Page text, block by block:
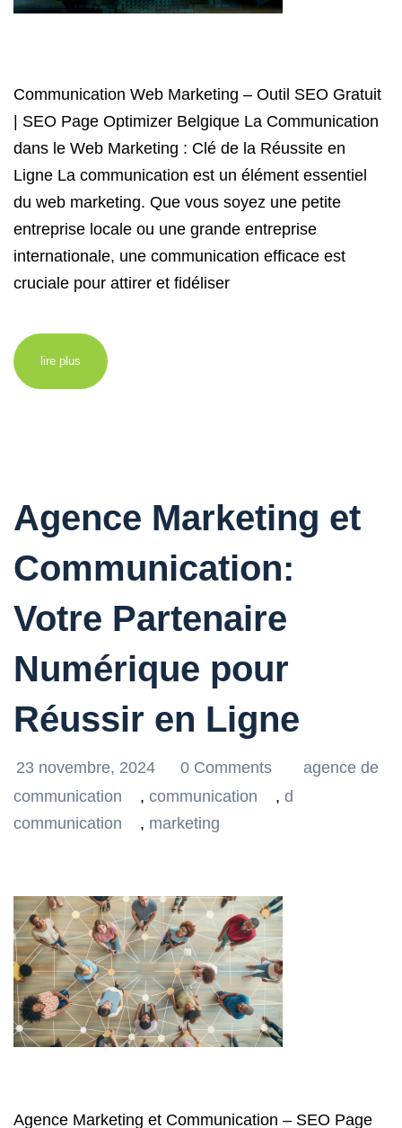
Communication Web Marketing – Outil SEO Gratuit
| SEO Page Optimizer Belgique La Communication
dans le Web Marketing : Clé de la Réussite en
Ligne La communication est un élément essentiel
du web marketing. Que vous soyez une petite
entreprise locale ou une grande entreprise
internationale, une communication efficace est
cruciale pour attirer et fidéliser
lire plus
Agence Marketing et
Communication:
Votre Partenaire
Numérique pour
Réussir en Ligne
23 novembre, 2024 0 Comments
agence de
communication
, communication , d
communication
, marketing
Agence Marketing et Communication – SEO Page